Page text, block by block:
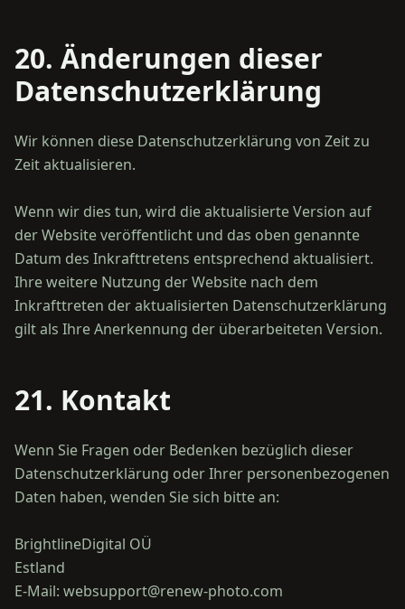
20. Änderungen dieser
Datenschutzerklärung
Wir können diese Datenschutzerklärung von Zeit zu
Zeit aktualisieren.
Wenn wir dies tun, wird die aktualisierte Version auf
der Website veröffentlicht und das oben genannte
Datum des Inkrafttretens entsprechend aktualisiert.
Ihre weitere Nutzung der Website nach dem
Inkrafttreten der aktualisierten Datenschutzerklärung
21. Kontakt
Wenn Sie Fragen oder Bedenken bezüglich dieser
Datenschutzerklärung oder Ihrer personenbezogenen
Daten haben, wenden Sie sich bitte an:
BrightlineDigital OÜ
Estland
E-Mail: websupport@renew-photo.com